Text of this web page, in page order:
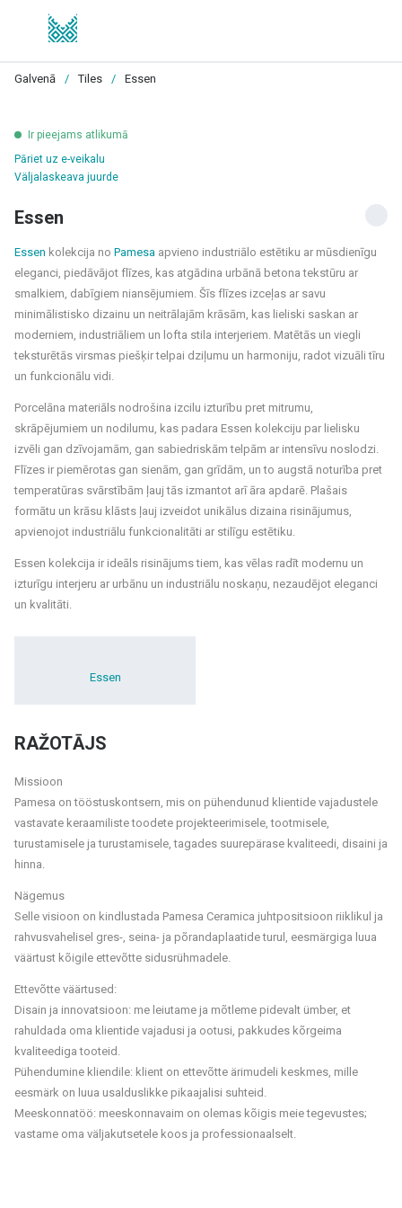
Galvenā / Tiles / Essen
Ir pieejams atlikumā
Pāriet uz e-veikalu
Väljalaskeava juurde
Essen
Essen kolekcija no Pamesa apvieno industriālo estētiku ar mūsdienīgu
eleganci, piedāvājot flīzes, kas atgādina urbānā betona tekstūru ar
smalkiem, dabīgiem niansējumiem. Šīs flīzes izceļas ar savu
minimālistisko dizainu un neitrālajām krāsām, kas lieliski saskan ar
moderniem, industriāliem un lofta stila interjeriem. Matētās un viegli
teksturētās virsmas piešķir telpai dziļumu un harmoniju, radot vizuāli tīru
un funkcionālu vidi.
Porcelāna materiāls nodrošina izcilu izturību pret mitrumu,
skrāpējumiem un nodilumu, kas padara Essen kolekciju par lielisku
izvēli gan dzīvojamām, gan sabiedriskām telpām ar intensīvu noslodzi.
Flīzes ir piemērotas gan sienām, gan grīdām, un to augstā noturība pret
temperatūras svārstībām ļauj tās izmantot arī āra apdarē. Plašais
formātu un krāsu klāsts ļauj izveidot unikālus dizaina risinājumus,
apvienojot industriālu funkcionalitāti ar stilīgu estētiku.
Essen kolekcija ir ideāls risinājums tiem, kas vēlas radīt modernu un
izturīgu interjeru ar urbānu un industriālu noskaņu, nezaudējot eleganci
un kvalitāti.
Essen
RAŽOTĀJS
Missioon
Pamesa on tööstuskontsern, mis on pühendunud klientide vajadustele
vastavate keraamiliste toodete projekteerimisele, tootmisele,
turustamisele ja turustamisele, tagades suurepärase kvaliteedi, disaini ja
hinna.
Nägemus
Selle visioon on kindlustada Pamesa Ceramica juhtpositsioon riiklikul ja
rahvusvahelisel gres-, seina- ja põrandaplaatide turul, eesmärgiga luua
väärtust kõigile ettevõtte sidusrühmadele.
Ettevõtte väärtused:
Disain ja innovatsioon: me leiutame ja mõtleme pidevalt ümber, et
rahuldada oma klientide vajadusi ja ootusi, pakkudes kõrgeima
kvaliteediga tooteid.
Pühendumine kliendile: klient on ettevõtte ärimudeli keskmes, mille
eesmärk on luua usalduslikke pikaajalisi suhteid.
Meeskonnatöö: meeskonnavaim on olemas kõigis meie tegevustes;
vastame oma väljakutsetele koos ja professionaalselt.